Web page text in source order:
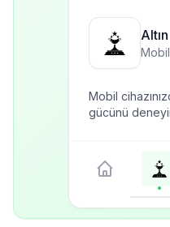
Altın
Mobil
gücünü